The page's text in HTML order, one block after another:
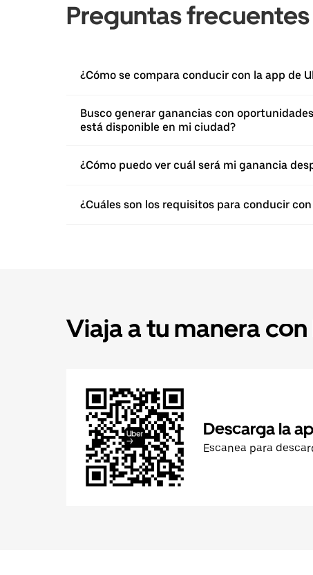
Preguntas frecuentes
¿Cómo se compara conducir con la app de
Busco generar ganancias con
está disponible en mi ciudad?
¿Cómo puedo ver cuál será mi ganancia
¿Cuáles son los requisitos para conducir
Viaja a tu manera
Descarga la
Escanea para